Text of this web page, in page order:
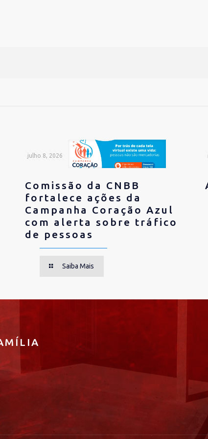
julho 8, 2026
Comissão da CNBB
fortalece ações da
Campanha Coração Azul
com alerta sobre tráfico
de pessoas
Saiba Mais